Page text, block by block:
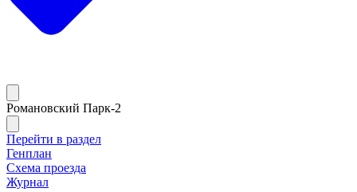
Романовский Парк-2
Перейти в раздел
Генплан
Схема проезда
Журнал